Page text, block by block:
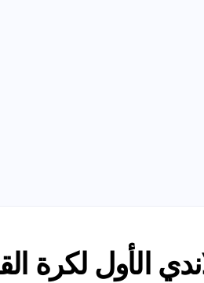
الأول لكرة